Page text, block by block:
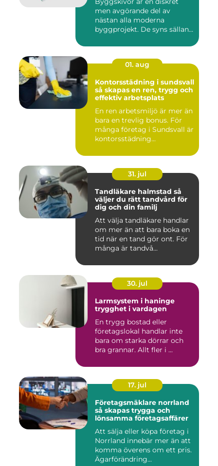
men avgörande del av
nästan alla moderna
byggprojekt. De syns sällan
01. aug
Kontorsstädning i sundsvall
så skapas en ren, trygg och
effektiv arbetsplats
En ren arbetsmiljö är mer än
bara en trevlig bonus. För
många företag i Sundsvall är
kontorsstädning...
31. jul
Tandläkare halmstad så
väljer du rätt tandvård för
dig och din familj
Att välja tandläkare handlar
om mer än att bara boka en
tid när en tand gör ont. För
många är tandvå...
30. jul
Larmsystem i haninge
trygghet i vardagen
En trygg bostad eller
företagslokal handlar inte
bara om starka dörrar och
bra grannar. Allt fler i ...
17. jul
Företagsmäklare norrland
så skapas trygga och
lönsamma företagsaffärer
Att sälja eller köpa företag i
Norrland innebär mer än att
komma överens om ett pris.
Ägarförändring...